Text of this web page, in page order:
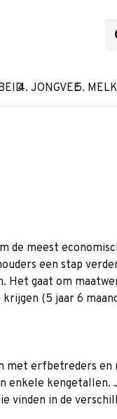
4. JONGVEE5.
de meest
een stap
gaat om
(5 jaar 6
erfbetreders
enkele
vinden in de